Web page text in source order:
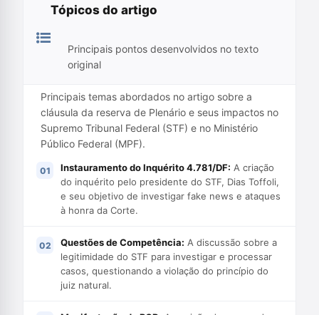
Tópicos do artigo
Principais pontos desenvolvidos no texto
original
Principais temas abordados no artigo sobre a
cláusula da reserva de Plenário e seus impactos no
Supremo Tribunal Federal (STF) e no Ministério
Público Federal (MPF).
Instauramento do Inquérito 4.781/DF: A criação
do inquérito pelo presidente do STF, Dias Toffoli,
e seu objetivo de investigar fake news e ataques
à honra da Corte.
Questões de Competência: A discussão sobre a
legitimidade do STF para investigar e processar
casos, questionando a violação do princípio do
juiz natural.